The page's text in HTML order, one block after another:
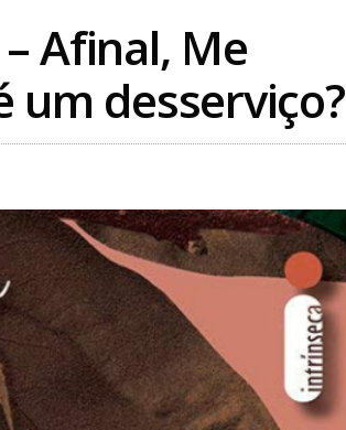
Afinal, Me
um desserviço?